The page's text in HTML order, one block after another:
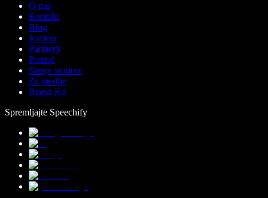
O nas
Kontakt
Blog
Kariera
Partnerji
Pomoč
Stanje storitve
Za medije
Brand Kit
Spremljajte Speechify